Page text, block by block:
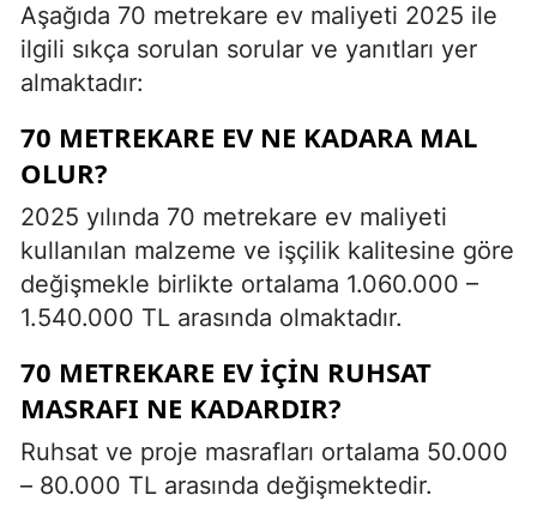
Aşağıda 70 metrekare ev maliyeti 2025 ile
ilgili sıkça sorulan sorular ve yanıtları yer
almaktadır:
70 METREKARE EV NE KADARA MAL
OLUR?
2025 yılında 70 metrekare ev maliyeti
kullanılan malzeme ve işçilik kalitesine göre
değişmekle birlikte ortalama 1.060.000 –
1.540.000 TL arasında olmaktadır.
70 METREKARE EV İÇIN RUHSAT
MASRAFI NE KADARDIR?
Ruhsat ve proje masrafları ortalama 50.000
– 80.000 TL arasında değişmektedir.